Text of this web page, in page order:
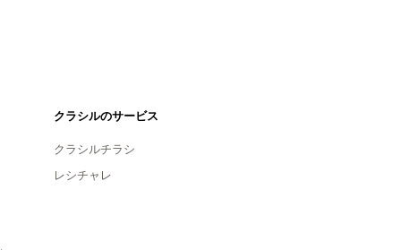
クラシルのサービス
クラシルチラシ
レシチャレ